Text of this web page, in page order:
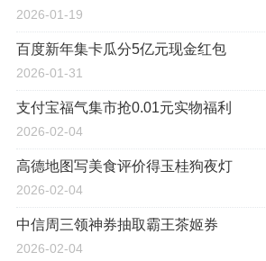
2026-01-19
百度新年集卡瓜分5亿元现金红包
2026-01-31
支付宝福气集市抢0.01元实物福利
2026-02-04
高德地图写美食评价得玉桂狗夜灯
2026-02-04
中信周三领神券抽取霸王茶姬券
2026-02-04